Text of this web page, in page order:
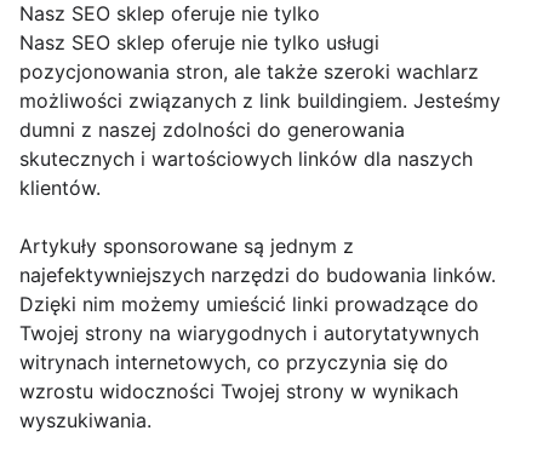
Nasz SEO sklep oferuje nie tylko
Nasz SEO sklep oferuje nie tylko usługi
pozycjonowania stron, ale także szeroki wachlarz
możliwości związanych z link buildingiem. Jesteśmy
dumni z naszej zdolności do generowania
skutecznych i wartościowych linków dla naszych
klientów.
Artykuły sponsorowane są jednym z
najefektywniejszych narzędzi do budowania linków.
Dzięki nim możemy umieścić linki prowadzące do
Twojej strony na wiarygodnych i autorytatywnych
witrynach internetowych, co przyczynia się do
wzrostu widoczności Twojej strony w wynikach
wyszukiwania.